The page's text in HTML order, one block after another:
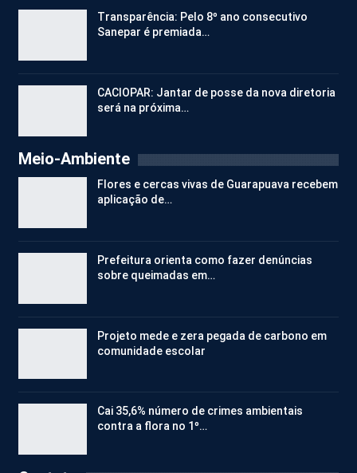
Transparência: Pelo 8º ano consecutivo
Sanepar é premiada…
CACIOPAR: Jantar de posse da nova diretoria
será na próxima…
Meio-Ambiente
Flores e cercas vivas de Guarapuava recebem
aplicação de…
Prefeitura orienta como fazer denúncias
sobre queimadas em…
Projeto mede e zera pegada de carbono em
comunidade escolar
Cai 35,6% número de crimes ambientais
contra a flora no 1º…